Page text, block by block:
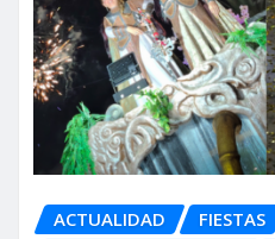
ACTUALIDAD
FIESTAS